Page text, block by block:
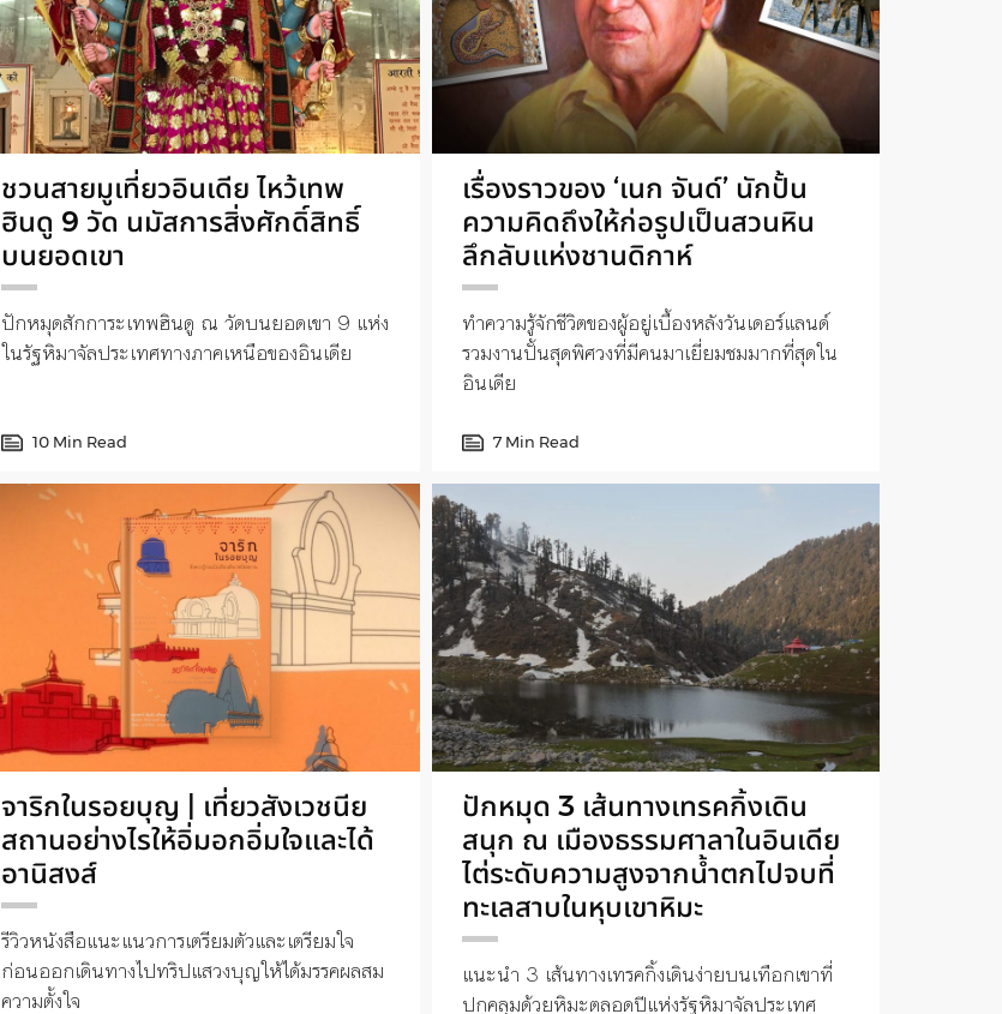
ชวนสายมูเที่ยวอินเดีย ไหว้เทพ
ฮินดู 9 วัด นมัสการสิ่งศักดิ์สิทธิ์
บนยอดเขา
ปักหมุดสักการะเทพฮินดู ณ วัดบนยอดเขา 9 แห่ง
ในรัฐหิมาจัลประเทศทางภาคเหนือของอินเดีย
10 Min Read
เรื่องราวของ ‘เนก จันด์’ นักปั้น
ความคิดถึงให้ก่อรูปเป็นสวนหิน
ลึกลับแห่งชานดิกาห์
ทำความรู้จักชีวิตของผู้อยู่เบื้องหลังวันเดอร์แลนด์
รวมงานปั้นสุดพิศวงที่มีคนมาเยี่ยมชมมากที่สุดใน
อินเดีย
7 Min Read
จาริกในรอยบุญ | เที่ยวสังเวชนีย
สถานอย่างไรให้อิ่มอกอิ่มใจและได้
อานิสงส์
รีวิวหนังสือแนะแนวการเตรียมตัวและเตรียมใจ
ก่อนออกเดินทางไปทริปแสวงบุญให้ได้มรรคผลสม
ความตั้งใจ
ปักหมุด 3 เส้นทางเทรคกิ้งเดิน
สนุก ณ เมืองธรรมศาลาในอินเดีย
ไต่ระดับความสูงจากน้ำตกไปจบที่
ทะเลสาบในหุบเขาหิมะ
แนะนำ 3 เส้นทางเทรคกิ้งเดินง่ายบนเทือกเขาที่
ปกคลุมด้วยหิมะตลอดปีแห่งรัฐหิมาจัลประเทศ